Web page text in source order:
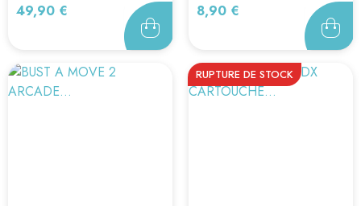
Prix
49,90 € Prix
8,90 €
RUPTURE DE STOCK